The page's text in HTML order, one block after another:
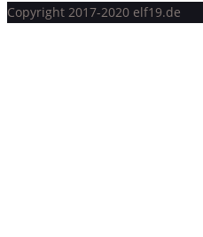
Copyright 2017-2020 elf19.de